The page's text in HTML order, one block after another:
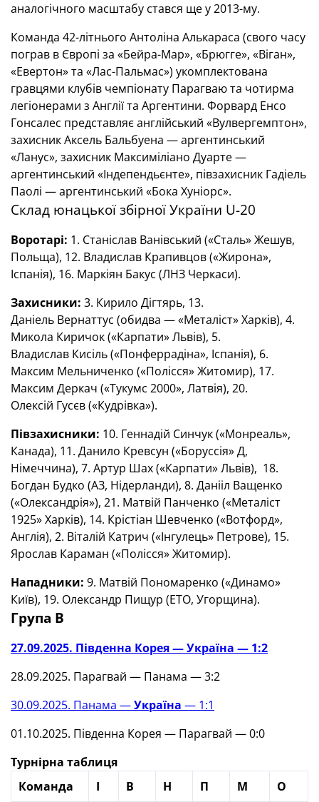
аналогічного масштабу стався ще у 2013-му.
Команда 42-літнього Антоліна Алькараса (свого часу
пограв в Європі за «Бейра-Мар», «Брюгге», «Віган»,
«Евертон» та «Лас-Пальмас») укомплектована
гравцями клубів чемпіонату Парагваю та чотирма
легіонерами з Англії та Аргентини. Форвард Енсо
Гонсалес представляє англійський «Вулвергемптон»,
захисник Аксель Бальбуена — аргентинський
«Ланус», захисник Максиміліано Дуарте —
аргентинський «Індепендьєнте», півзахисник Гадіель
Паолі — аргентинський «Бока Хуніорс».
Склад юнацької збірної України U-20
Воротарі: 1. Станіслав Ванівський («Сталь» Жешув,
Польща), 12. Владислав Крапивцов («Жирона»,
Іспанія), 16. Маркіян Бакус (ЛНЗ Черкаси).
Захисники: 3. Кирило Дігтярь, 13.
Даніель Вернаттус (обидва — «Металіст» Харків), 4.
Микола Киричок («Карпати» Львів), 5.
Владислав Кисіль («Понферрадіна», Іспанія), 6.
Максим Мельниченко («Полісся» Житомир), 17.
Максим Деркач («Тукумc 2000», Латвія), 20.
Олексій Гусєв («Кудрівка»).
Півзахисники: 10. Геннадій Синчук («Монреаль»,
Канада), 11. Данило Кревсун («Боруссія» Д,
Німеччина), 7. Артур Шах («Карпати» Львів), 18.
Богдан Будко (АЗ, Нідерланди), 8. Данііл Ващенко
(«Олександрія»), 21. Матвій Панченко («Металіст
1925» Харків), 14. Крістіан Шевченко («Вотфорд»,
Англія), 2. Віталій Катрич («Інгулець» Петрове), 15.
Ярослав Караман («Полісся» Житомир).
Нападники: 9. Матвій Пономаренко («Динамо»
Київ), 19. Олександр Пищур (ЕТО, Угорщина).
Група В
27.09.2025. Південна Корея — Україна — 1:2
28.09.2025. Парагвай — Панама — 3:2
30.09.2025. Панама —Україна — 1:1
01.10.2025. Південна Корея — Парагвай — 0:0
Турнірна таблиця
Команда
І В Н П М О